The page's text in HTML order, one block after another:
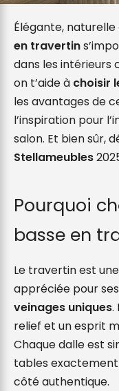
Élégante,
en travertin
dans les intérieurs
on t’aide à choisir
les avantages de
l’inspiration pour
salon. Et bien sûr,
Stellameubles
Pourquoi
basse en
Le travertin est
appréciée pour ses
veinages uniques.
relief et un esprit
Chaque dalle est
tables
côté authentique.